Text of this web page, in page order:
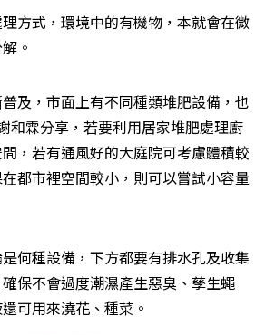
方式，環境中的有機物，本就會在微
。
及，市面上有不同種類堆肥設備，也
和霖分享，若要利用居家堆肥處理廚
，若有通風好的大庭院可考慮體積較
都市裡空間較小，則可以嘗試小容量
何種設備，下方都要有排水孔及收集
保不會過度潮濕產生惡臭、孳生蠅
可用來澆花、種菜。